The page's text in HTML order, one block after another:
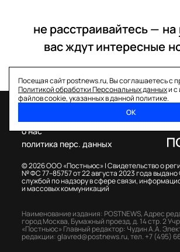
не расстраивайтесь — на
вас ждут интересные
Посещая сайт postnews.ru, Вы соглашаетесь с
Политикой обработки Персональных данныхи с
файлов cookie, указанных в данной политике.
ОК
© 2026 ООО «Постньюс» |Свидетельство о
№ ФС 77–85757 от 22 августа 2023 года
службой по надзору в сфере связи,
и массовых коммуникаций
о нас
политика перс. данных
Наименование издания: POSTNEWS,Адрес
город Москва, Бумажный проезд, д. 14 стр. 2
«Постньюс» Главный редактор: Чудин А.А.
редакции:glavred@postnews.ru,тел. +7 (495)